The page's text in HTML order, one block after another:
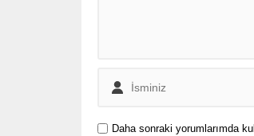
Daha sonraki yorumlarımda